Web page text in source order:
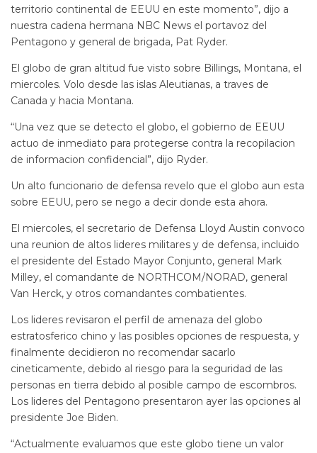
territorio continental de EEUU en este momento”, dijo a
nuestra cadena hermana NBC News el portavoz del
Pentagono y general de brigada, Pat Ryder.
El globo de gran altitud fue visto sobre Billings, Montana, el
miercoles. Volo desde las islas Aleutianas, a traves de
Canada y hacia Montana.
“Una vez que se detecto el globo, el gobierno de EEUU
actuo de inmediato para protegerse contra la recopilacion
de informacion confidencial”, dijo Ryder.
Un alto funcionario de defensa revelo que el globo aun esta
sobre EEUU, pero se nego a decir donde esta ahora.
El miercoles, el secretario de Defensa Lloyd Austin convoco
una reunion de altos lideres militares y de defensa, incluido
el presidente del Estado Mayor Conjunto, general Mark
Milley, el comandante de NORTHCOM/NORAD, general
Van Herck, y otros comandantes combatientes.
Los lideres revisaron el perfil de amenaza del globo
estratosferico chino y las posibles opciones de respuesta, y
finalmente decidieron no recomendar sacarlo
cineticamente, debido al riesgo para la seguridad de las
personas en tierra debido al posible campo de escombros.
Los lideres del Pentagono presentaron ayer las opciones al
presidente Joe Biden.
“Actualmente evaluamos que este globo tiene un valor